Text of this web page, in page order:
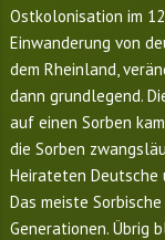
Ostkolonisation im
Einwanderung von
dem Rheinland,
dann grundlegend.
auf einen Sorben
die Sorben
Heirateten Deutsche
Das meiste
Generationen. Übrig